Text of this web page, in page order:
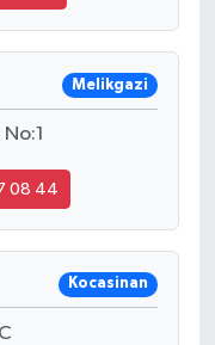
Melikgazi
08 44
Kocasinan